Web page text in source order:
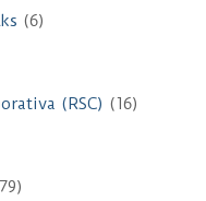
(6)
(RSC) (16)